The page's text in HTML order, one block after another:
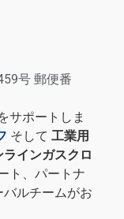
号 郵便番
サポートしま
そして 工業用
ラインガスクロ
ト、パートナ
ルチームがお